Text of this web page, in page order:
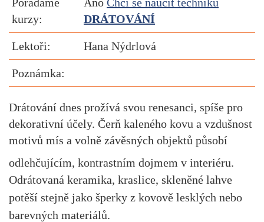
kurzy:
DRÁTOVÁNÍ
Lektoři: Hana Nýdrlová
Poznámka:
Drátování dnes prožívá svou renesanci, spíše pro
dekorativní účely. Čerň kaleného kovu a vzdušnost
motivů mís a volně závěsných objektů působí
odlehčujícím, kontrastním dojmem v interiéru.
Odrátovaná keramika, kraslice, skleněné lahve
potěší stejně jako šperky z kovově lesklých nebo
barevných materiálů.